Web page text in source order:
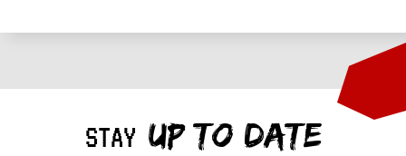
STAY UP TO DATE